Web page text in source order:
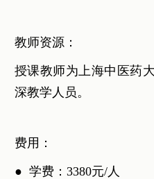
教师资源：
授课教师为上海中医药
深教学人员。
费用：
● 学费：3380元/人